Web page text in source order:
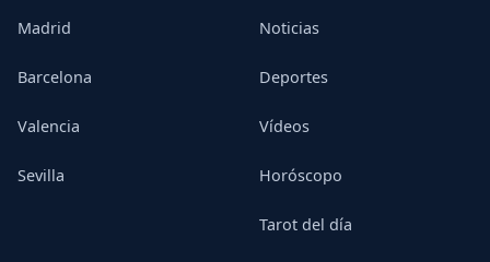
Madrid
Barcelona
Valencia
Sevilla
Noticias
Deportes
Vídeos
Horóscopo
Tarot del día